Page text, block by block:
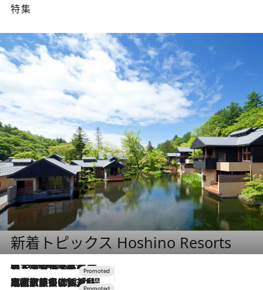
特集
新着トピックス Hoshino Resorts
2026.8.7
【トンボの足水浴】ヒノキの香りに包まれて涼感マックス！約13℃の湧水かけ流しを避暑地「星野温泉 トンボの湯」で体験
2026.7.31
【ホテル帰省】という選択肢をOMOが提案。家族とほどよい距離を保つには「昼は実家、夜は気兼ねなくホテルで！」